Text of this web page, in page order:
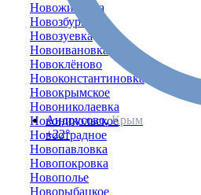
Андрусово,Крым
+22°
Новожиловка
Новозбурьевка
Новозуевка
Новоивановка
Новоклёново
Новоконстантиновка
Новокрымское
Новониколаевка
Новоникольское
Новоотрадное
Новопавловка
Новопокровка
Новополье
Новорыбацкое